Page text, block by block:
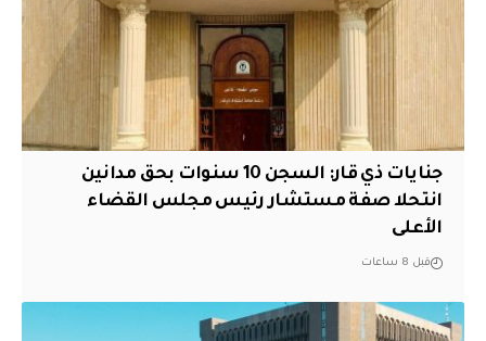
جنايات ذي قار: السجن 10 سنوات بحق مدانين
انتحلا صفة مستشار رئيس مجلس القضاء
الأعلى
قبل 8 ساعات